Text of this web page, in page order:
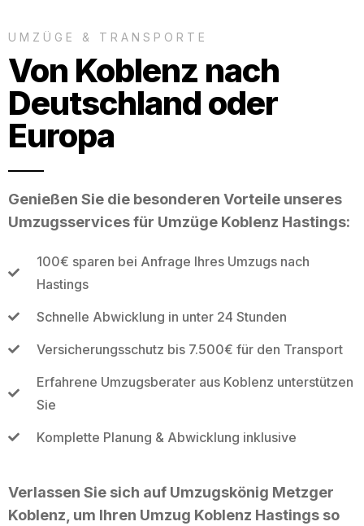
UMZÜGE & TRANSPORTE
Von Koblenz nach
Deutschland oder
Europa
Genießen Sie die besonderen Vorteile unseres
Umzugsservices für Umzüge Koblenz Hastings:
100€ sparen bei Anfrage Ihres Umzugs nach
Hastings
Schnelle Abwicklung in unter 24 Stunden
Versicherungsschutz bis 7.500€ für den Transport
Erfahrene Umzugsberater aus Koblenz unterstützen
Sie
Komplette Planung & Abwicklung inklusive
Verlassen Sie sich auf Umzugskönig Metzger
Koblenz, um Ihren Umzug Koblenz Hastings so